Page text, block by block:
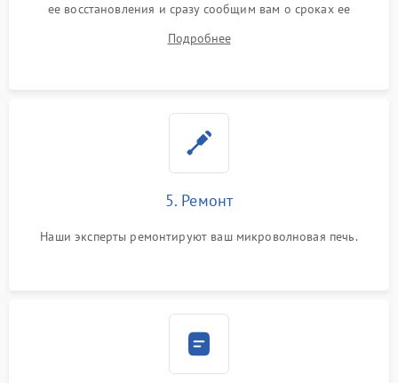
ее восстановления и сразу сообщим вам о сроках ее
Подробнее
5. Ремонт
Наши эксперты ремонтируют ваш микроволновая печь.